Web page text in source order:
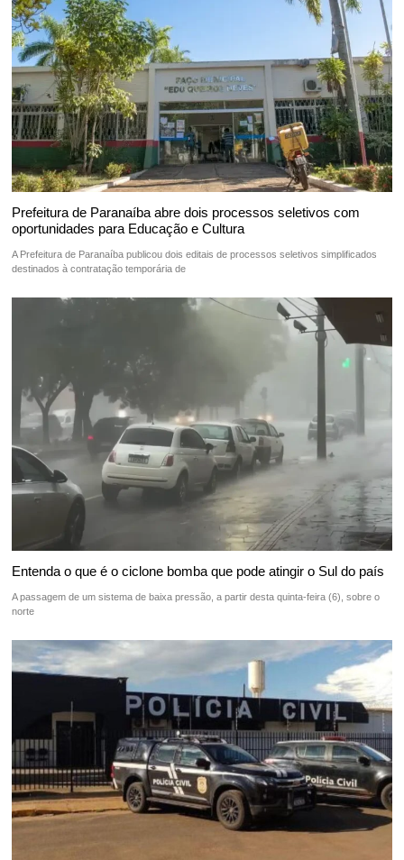
Prefeitura de Paranaíba abre dois processos seletivos com
oportunidades para Educação e Cultura
A Prefeitura de Paranaíba publicou dois editais de processos seletivos simplificados
destinados à contratação temporária de
Entenda o que é o ciclone bomba que pode atingir o Sul do país
A passagem de um sistema de baixa pressão, a partir desta quinta-feira (6), sobre o
norte